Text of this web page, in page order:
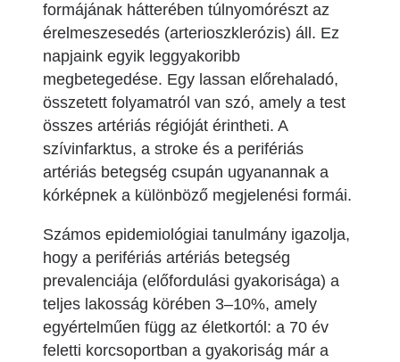
formájának hátterében túlnyomórészt az
érelmeszesedés (arterioszklerózis) áll. Ez
napjaink egyik leggyakoribb
megbetegedése. Egy lassan előrehaladó,
összetett folyamatról van szó, amely a test
összes artériás régióját érintheti. A
szívinfarktus, a stroke és a perifériás
artériás betegség csupán ugyanannak a
kórképnek a különböző megjelenési formái.
Számos epidemiológiai tanulmány igazolja,
hogy a perifériás artériás betegség
prevalenciája (előfordulási gyakorisága) a
teljes lakosság körében 3–10%, amely
egyértelműen függ az életkortól: a 70 év
feletti korcsoportban a gyakoriság már a